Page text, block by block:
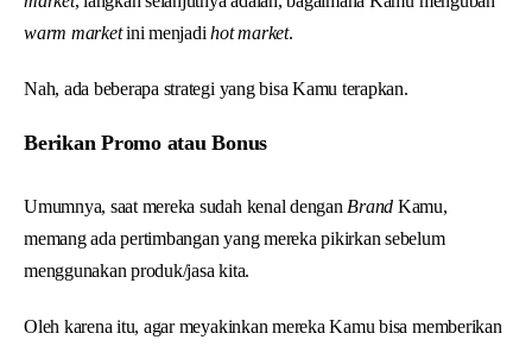
warm marketini menjadihot market.
Nah, ada beberapa strategi yang bisa Kamu terapkan.
Berikan Promo atau Bonus
Umumnya, saat mereka sudah kenal dengan Brand Kamu,
memang ada pertimbangan yang mereka pikirkan sebelum
menggunakan produk/jasa kita.
Oleh karena itu, agar meyakinkan mereka Kamu bisa memberikan